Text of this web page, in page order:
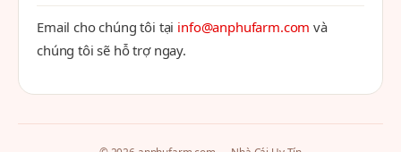
Email cho chúng tôi tại info@anphufarm.com và
chúng tôi sẽ hỗ trợ ngay.